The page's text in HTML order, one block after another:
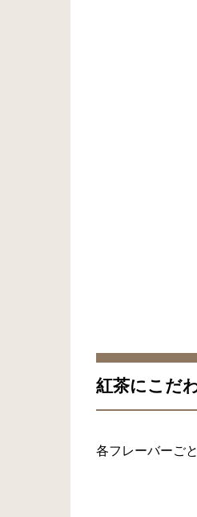
紅茶にこだ
各フレーバーご